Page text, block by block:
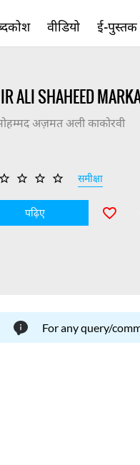
ALI SHAHEED
अज़मत अली काकोरवी
समीक्षा
पढ़िए
For any query/
वीडियो ई-पुस्तक